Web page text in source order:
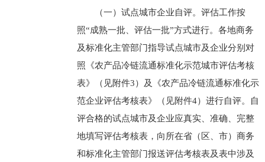
（一）试点城市企业自评。评估工作按
照“成熟一批、评估一批”方式进行。各地商务
及标准化主管部门指导试点城市及企业分别对
照《农产品冷链流通标准化示范城市评估考核
表》（见附件3）及《农产品冷链流通标准化示
范企业评估考核表》（见附件4）进行自评。自
评合格的试点城市及企业应真实、准确、完整
地填写评估考核表，向所在省（区、市）商务
和标准化主管部门报送评估考核表及表中涉及